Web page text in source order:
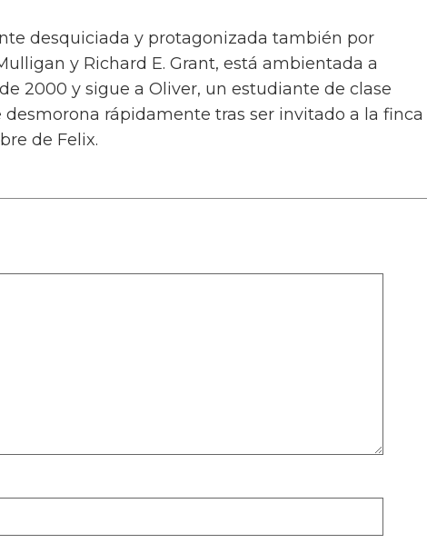
desquiciada y protagonizada también por
y Richard E. Grant, está ambientada a
2000 y sigue a Oliver, un estudiante de clase
desmorona rápidamente tras ser invitado a la finca
de Felix.